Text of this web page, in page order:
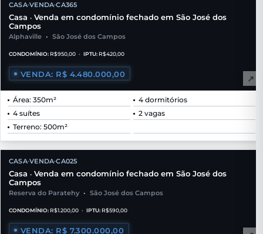
CASA•VENDA•CA365
Casa • Venda em condomínio fechado em São José dos
Campos
Alphaville • São José dos Campos
CONDOMÍNIO: R$950,00 • IPTU: R$420,00
VENDA: R$ 4.480.000,00 ↗
Área: 350m²
4 dormitórios
4 suítes
2 vagas
Terreno: 500m²
CASA•VENDA•CA025
Casa • Venda em condomínio fechado em São José dos
Campos
Reserva do Paratehy • São José dos Campos
CONDOMÍNIO: R$1.200,00 • IPTU: R$590,00
VENDA: R$ 7.300.000,00